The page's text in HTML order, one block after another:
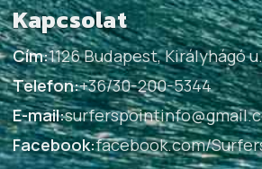
Kapcsolat
Cím:1126 Budapest, Királyhágó
Telefon:+36/30-200-5344
E-mail:
Facebook:facebook.com/